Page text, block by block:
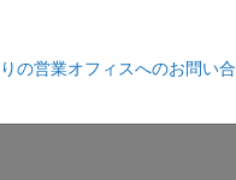
共有サインインし
の営業オフィスへのお問い